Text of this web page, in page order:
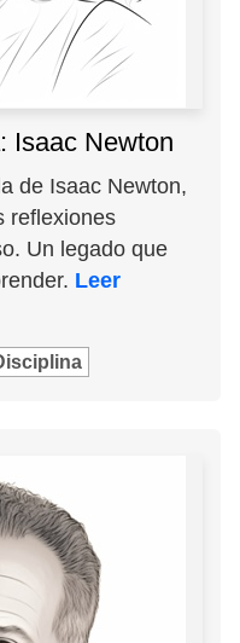
Isaac Newton
de Isaac Newton,
reflexiones
Un legado que
Leer